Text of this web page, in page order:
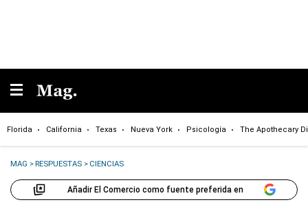
Florida California Texas Nueva York Psicología The Apothecary
MAG >RESPUESTAS > CIENCIAS
Añadir El Comercio como fuente preferida en